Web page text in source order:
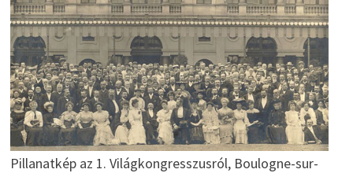
Pillanatkép az 1. Világkongresszusról, Boulogne-sur-